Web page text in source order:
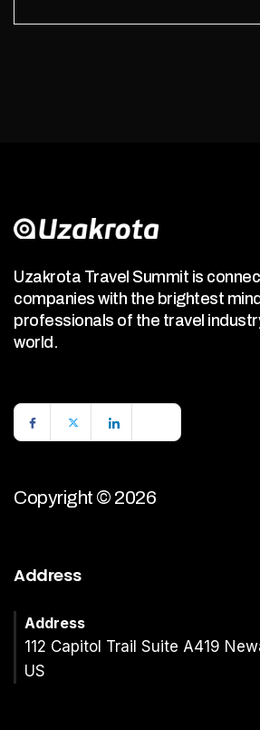
Uzakrota Travel Summit is
companies with the brightest
professionals of the travel
world.
Copyright © 2026
Address
Address
112 Capitol Trail Suite A419
US